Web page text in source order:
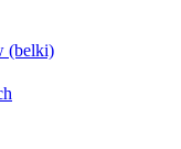
(belki)